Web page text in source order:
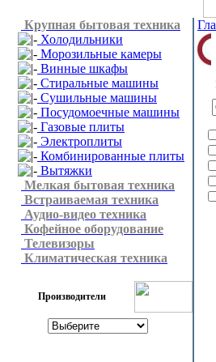
Крупная бытовая техника
Холодильники
Морозильные камеры
Винные шкафы
Стиральные машины
Сушильные машины
Посудомоечные машины
Газовые плиты
Электроплиты
Комбинированные плиты
Вытяжки
Мелкая бытовая техника
Встраиваемая техника
Аудио-видео техника
Кофейное оборудование
Телевизоры
Климатическая техника
Производители